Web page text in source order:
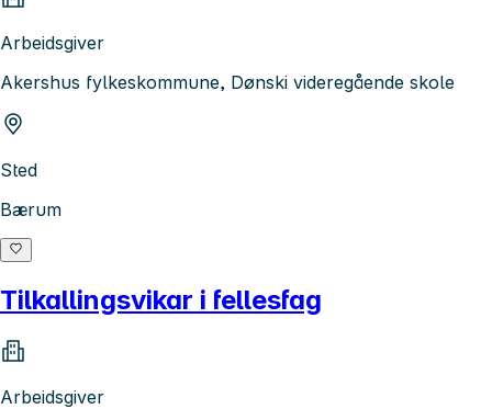
Arbeidsgiver
Akershus fylkeskommune, Dønski videregående skole
Sted
Bærum
Tilkallingsvikar i fellesfag
Arbeidsgiver